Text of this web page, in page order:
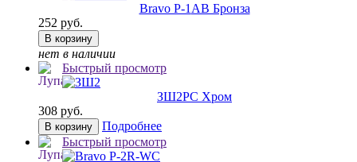
Bravo P-1 AB Бронза
252 руб.
В корзину
нет в наличии
Быстрый просмотр
ЗШ2PC Хром
308 руб.
В корзину
Подробнее
Быстрый просмотр